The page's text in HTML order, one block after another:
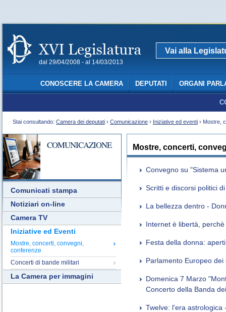
dal 29/04/2008 - al 14/03/2013
Vai alla
CONOSCERE LA CAMERA DEPUTATI ORGANI
Stai consultando: Camera dei deputati › Comunicazione › Iniziative ed eventi › Mostre,
COMUNICAZIONE
Comunicati stampa
Notiziari on-line
Camera TV
Iniziative ed Eventi
Mostre, concerti, convegni,
conferenze
Concerti di bande militari
La Camera per immagini
Mostre, concerti,
Convegno su "Sistema
Scritti e discorsi politici
La bellezza dentro -
Internet è libertà,
Festa della donna:
Parlamento Europeo dei
Domenica 7 Marzo
Concerto della Banda
Twelve: l'era astrologica